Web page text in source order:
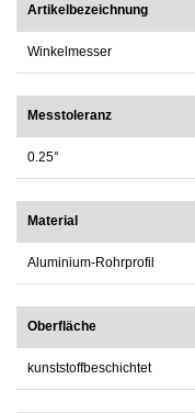
Artikelbezeichnung
Winkelmesser
Messtoleranz
0.25°
Material
Aluminium-Rohrprofil
Oberfläche
kunststoffbeschichtet